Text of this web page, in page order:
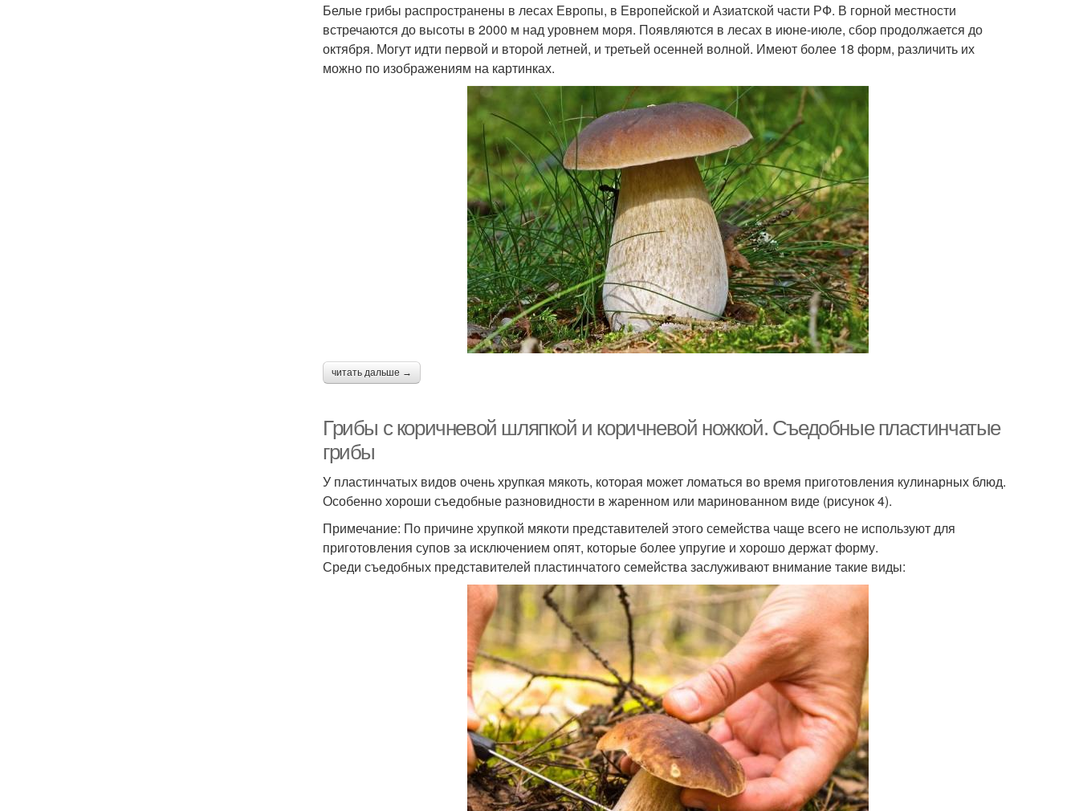
Белые грибы распространены в лесах Европы, в Европейской и Азиатской части РФ. В горной местности
встречаются до высоты в 2000 м над уровнем моря. Появляются в лесах в июне-июле, сбор продолжается до
октября. Могут идти первой и второй летней, и третьей осенней волной. Имеют более 18 форм, различить их
можно по изображениям на картинках.
читать дальше →
Грибы с коричневой шляпкой и коричневой ножкой. Съедобные пластинчатые
грибы
У пластинчатых видов очень хрупкая мякоть, которая может ломаться во время приготовления кулинарных блюд.
Особенно хороши съедобные разновидности в жаренном или маринованном виде (рисунок 4).
Примечание: По причине хрупкой мякоти представителей этого семейства чаще всего не используют для
приготовления супов за исключением опят, которые более упругие и хорошо держат форму.
Среди съедобных представителей пластинчатого семейства заслуживают внимание такие виды: